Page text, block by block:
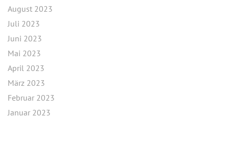
August 2023
Juli 2023
Juni 2023
Mai 2023
April 2023
März 2023
Februar 2023
Januar 2023